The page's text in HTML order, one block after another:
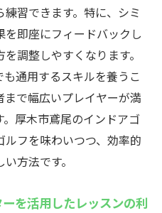
習できます。特に、シミ
即座にフィードバックし
調整しやすくなります。
通用するスキルを養うこ
で幅広いプレイヤーが満
厚木市鳶尾のインドアゴ
フを味わいつつ、効率的
方法です。
を活用したレッスンの利